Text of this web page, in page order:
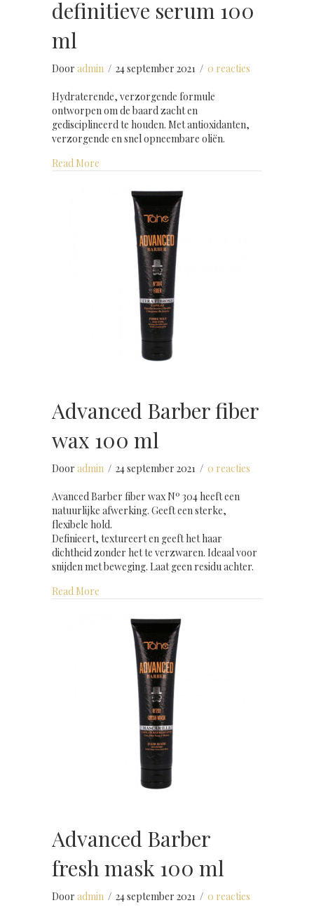
definitieve serum 100
ml
Door admin / 24 september 2021 / 0 reacties
Hydraterende, verzorgende formule
ontworpen om de baard zacht en
gedisciplineerd te houden. Met antioxidanten,
verzorgende en snel opneembare oliën.
Read More
Advanced Barber fiber
wax 100 ml
Door admin / 24 september 2021 / 0 reacties
Avanced Barber fiber wax Nº 304 heeft een
natuurlijke afwerking. Geeft een sterke,
flexibele hold.
Definieert, textureert en geeft het haar
dichtheid zonder het te verzwaren. Ideaal voor
snijden met beweging. Laat geen residu achter.
Read More
Advanced Barber
fresh mask 100 ml
Door admin / 24 september 2021 / 0 reacties